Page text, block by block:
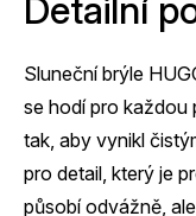
Detailní
Sluneční brýle
se hodí pro každou
tak, aby vynikl
pro detail, který je
působí odvážně,